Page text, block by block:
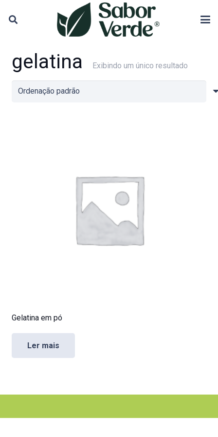
gelatina Exibindo um único resultado
Gelatina em pó
Ler mais